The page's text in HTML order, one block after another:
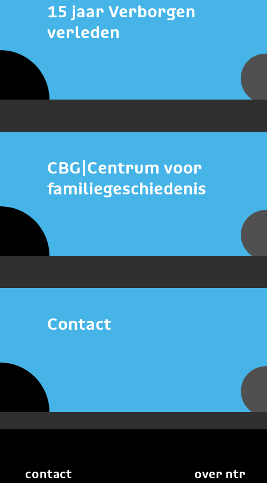
15 jaar Verborgen
verleden
CBG|Centrum voor
familiegeschiedenis
Contact
contact
over ntr